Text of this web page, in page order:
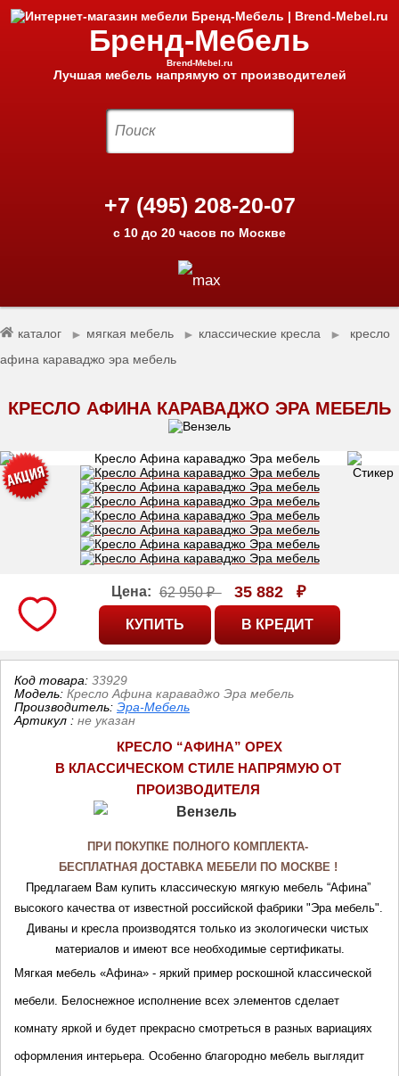
Бренд-Мебель
Brend-Mebel.ru
Лучшая мебель напрямую от производителей
+7 (495) 208-20-07
с 10 до 20 часов по Москве
каталог ► мягкая мебель ► классические кресла ►
кресло
афина караваджо эра мебель
КРЕСЛО АФИНА КАРАВАДЖО ЭРА МЕБЕЛЬ
Цена: 62 950 ₽ 35 882 ₽
Код товара: 33929
Модель: Кресло Афина караваджо Эра мебель
Производитель: Эра-Мебель
Артикул : не указан
КРЕСЛО “АФИНА” ОРЕХ
В КЛАССИЧЕСКОМ СТИЛЕ НАПРЯМУЮ ОТ
ПРОИЗВОДИТЕЛЯ
ПРИ ПОКУПКЕ ПОЛНОГО КОМПЛЕКТА-
БЕСПЛАТНАЯ ДОСТАВКА МЕБЕЛИ ПО МОСКВЕ !
Предлагаем Вам купить классическую мягкую мебель “Афина”
высокого качества от известной российской фабрики "Эра мебель".
Диваны и кресла производятся только из экологически чистых
материалов и имеют все необходимые сертификаты.
Мягкая мебель «Афина» - яркий пример роскошной классической
мебели. Белоснежное исполнение всех элементов сделает
комнату яркой и будет прекрасно смотреться в разных вариациях
оформления интерьера. Особенно благородно мебель выглядит